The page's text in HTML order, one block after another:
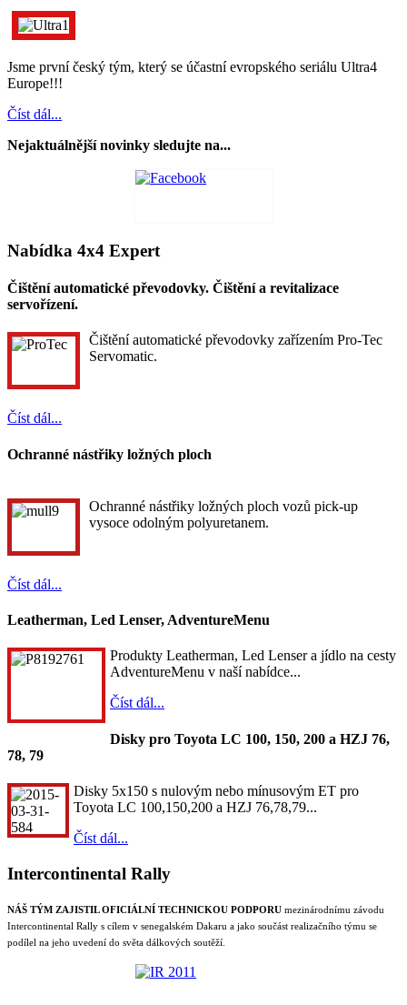
Jsme první český tým, který se účastní evropského seriálu Ultra4
Europe!!!
Číst dál...
Nejaktuálnější novinky sledujte na...
Nabídka 4x4 Expert
Čištění automatické převodovky. Čištění a revitalizace
servořízení.
Čištění automatické převodovky zařízením Pro-Tec
Servomatic.
Číst dál...
Ochranné nástřiky ložných ploch
Ochranné nástřiky ložných ploch vozů pick-up
vysoce odolným polyuretanem.
Číst dál...
Leatherman, Led Lenser, AdventureMenu
Produkty Leatherman, Led Lenser a jídlo na cesty
AdventureMenu v naší nabídce...
Číst dál...
Disky pro Toyota LC 100, 150, 200 a HZJ 76,
78, 79
Disky 5x150 s nulovým nebo mínusovým ET pro
Toyota LC 100,150,200 a HZJ 76,78,79...
Číst dál...
Intercontinental Rally
NÁŠ TÝM ZAJISTIL OFICIÁLNÍ TECHNICKOU PODPORU mezinárodnímu závodu
Intercontinental Rally s cílem v senegalském Dakaru a jako součást realizačního týmu se
podílel na jeho uvedení do světa dálkových soutěží.